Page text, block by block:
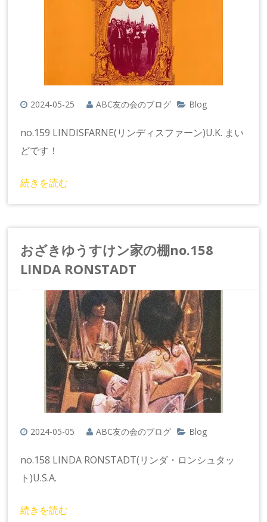
2024-05-25 ABC友の会のブログ Blog
no.159 LINDISFARNE(リンディスファーン)U.K. まい
どです！
続きを読む
おざきゆうすけン家の棚no.158
LINDA RONSTADT
2024-05-05 ABC友の会のブログ Blog
no.158 LINDA RONSTADT(リンダ・ロンシュタッ
ト)U.S.A.
続きを読む